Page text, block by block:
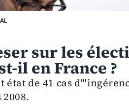
sur les
il en France ?
de 41 cas